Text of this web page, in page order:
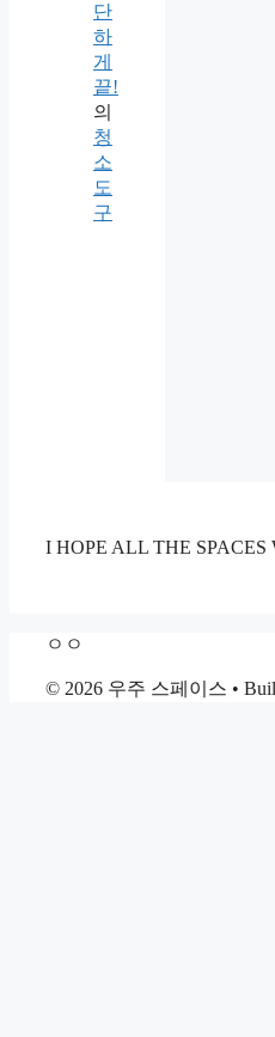
단
하
게
끝!
의
청
소
도
구
I HOPE ALL THE SPACES
ㅇㅇ
© 2026 우주 스페이스 •